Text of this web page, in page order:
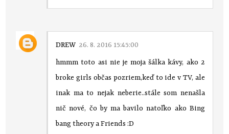
DREW 26. 8. 2016 15:45:00
hmmm toto asi nie je moja šálka kávy, ako 2
broke girls občas pozriem,keď to ide v TV, ale
inak ma to nejak neberie..stále som nenašla
nič nové, čo by ma bavilo natoľko ako Bing
bang theory a Friends :D